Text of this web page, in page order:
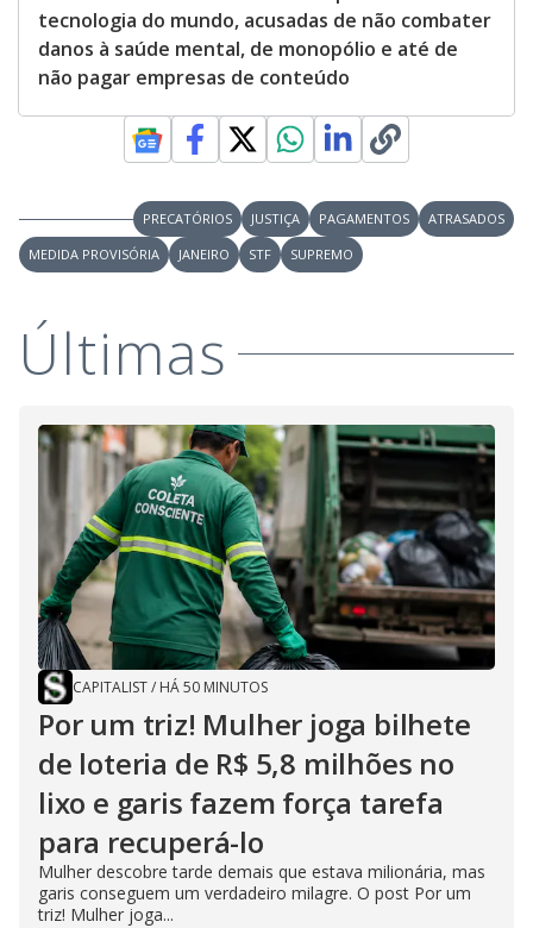
tecnologia do mundo, acusadas de não combater
danos à saúde mental, de monopólio e até de
não pagar empresas de conteúdo
PRECATÓRIOS JUSTIÇA PAGAMENTOS
ATRASADOS
MEDIDA PROVISÓRIA
JANEIRO STF SUPREMO
Últimas
CAPITALIST/ HÁ 50 MINUTOS
Por um triz! Mulher joga bilhete
de loteria de R$ 5,8 milhões no
lixo e garis fazem força tarefa
para recuperá-lo
Mulher descobre tarde demais que estava milionária, mas
garis conseguem um verdadeiro milagre. O post Por um
triz! Mulher joga...